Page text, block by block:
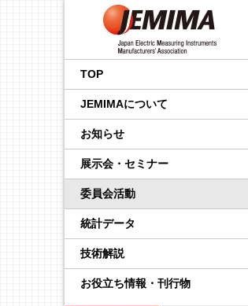
TOP
JEMIMAについて
会長挨拶
事業内容
国内外規制動向調査事業
国際標準化推進事業
技術開発テーマの探索事
広報事業
セミナー事業
会員一覧
品目から探す
役員一覧
定款・財務情報
後援・協賛の申請
JEMIMA会報への広告掲
載
お知らせ
プレスリリース
JEMIMAより
展示会・セミナー
展示会
セミナー・講演会
委員会活動
企画運営会議
IoT イノベーション推進委
基本機能部会
調査・統計委員会
広報委員会
IIFES推進WG
計測展 OSAKA 実行委員
会
製品安全・EMC委員会
輸出管理委員会
資材調達委員会
環境グリーン委員会
政策課題部会
エネルギー・イノベーシ
先端技術調査委員会
産業計測機器・システム
製品別部会
校正事業委員会
防爆計測委員会
電力量計委員会
電子測定器委員会
温度計測委員会
統計データ
技術解説
プロセス計測制御機器の
FA計測制御機器の技術解
説
電子応用計測ガイド
環境計測器の技術解説
放射線計測ガイド
工業用無線
お役立ち情報・刊行物
学生の皆さんへ
コンシェルジュ
JEMIMAのSDGsビジョン
刊行物
工業会規格
調査報告書
JCSSコーナー
JCSS（トレーサビリティ
JCSS（ISO/IEC 17025認
定）
よくある質問
登録事業者検索
JCSSに関する刊行物
JCSSリンク
IEC規格ドラフトの審議情
IEC概要
IEC TC一覧／IEC用語
動